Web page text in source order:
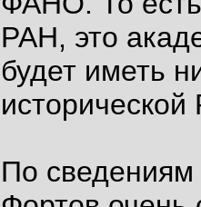
РАН, это
будет иметь
По